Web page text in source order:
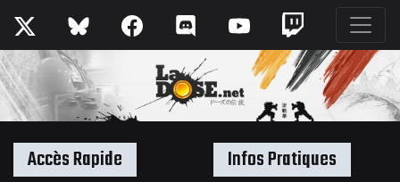
Accès Rapide Infos Pratiques